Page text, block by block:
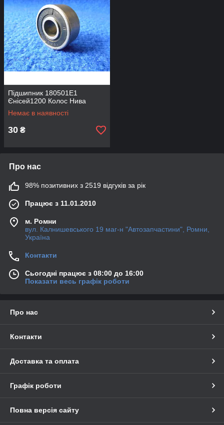
Підшипник 180501E1
Єнісей1200 Колос Нива
Немає в наявності
30 ₴
Про нас
98% позитивних з 2519 відгуків за рік
Працює з 11.01.2010
м. Ромни
вул. Калнишевського 19 маг-н "Автозапчастини", Ромни,
Україна
Контакти
Сьогодні працює з 08:00 до 16:00
Показати весь графік роботи
Про нас
Контакти
Доставка та оплата
Графік роботи
Повна версія сайту